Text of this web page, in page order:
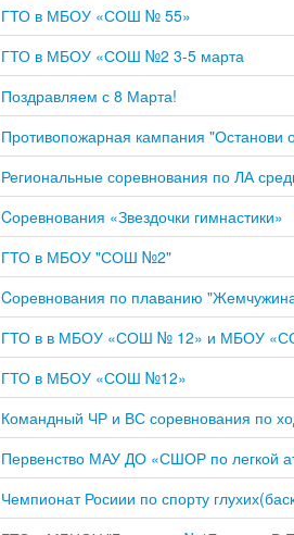
ГТО в МБОУ «СОШ № 55»
ГТО в МБОУ «СОШ №2 3-5 марта
Поздравляем с 8 Марта!
Противопожарная кампания "Останови
Региональные соревнования по ЛА
Cоревнования «Звездочки гимнастики»
ГТО в МБОУ "СОШ №2"
Cоревнования по плаванию
ГТО в в МБОУ «СОШ № 12» и МБОУ
ГТО в МБОУ «СОШ №12»
Командный ЧР и ВС соревнования по
Первенство МАУ ДО «СШОР по легкой
Чемпионат Росиии по спорту